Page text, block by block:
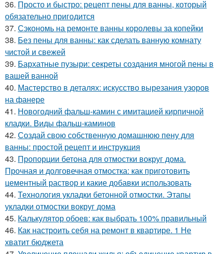
36. Просто и быстро: рецепт пены для ванны, который
обязательно пригодится
37. Сэкономь на ремонте ванны королевы за копейки
38. Без пены для ванны: как сделать ванную комнату
чистой и свежей
39. Бархатные пузыри: секреты создания многой пены в
вашей ванной
40. Мастерство в деталях: искусство вырезания узоров
на фанере
41. Новогодний фальш-камин с имитацией кирпичной
кладки. Виды фальш-каминов
42. Создай свою собственную домашнюю пену для
ванны: простой рецепт и инструкция
43. Пропорции бетона для отмостки вокруг дома.
Прочная и долговечная отмостка: как приготовить
цементный раствор и какие добавки использовать
44. Технология укладки бетонной отмостки. Этапы
укладки отмостки вокруг дома
45. Калькулятор обоев: как выбрать 100% правильный
46. Как настроить себя на ремонт в квартире. 1 Не
хватит бюджета